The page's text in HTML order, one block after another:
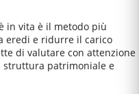
in vita è il metodo più
eredi e ridurre il carico
di valutare con attenzione
struttura patrimoniale e